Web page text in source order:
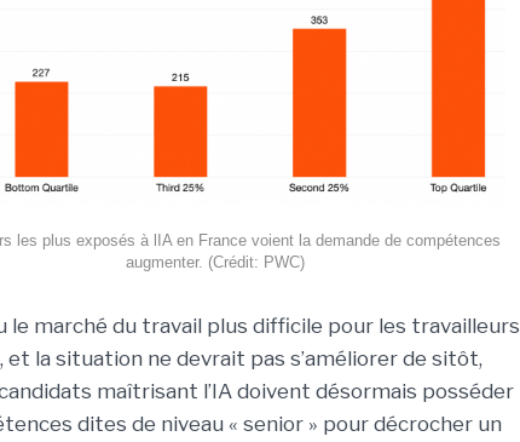
les plus exposés à lIA en France voient la demande de compétences
augmenter. (Crédit: PWC)
le marché du travail plus difficile pour les travailleurs
la situation ne devrait pas s’améliorer de sitôt,
maîtrisant l’IA doivent désormais posséder
dites de niveau « senior » pour décrocher un